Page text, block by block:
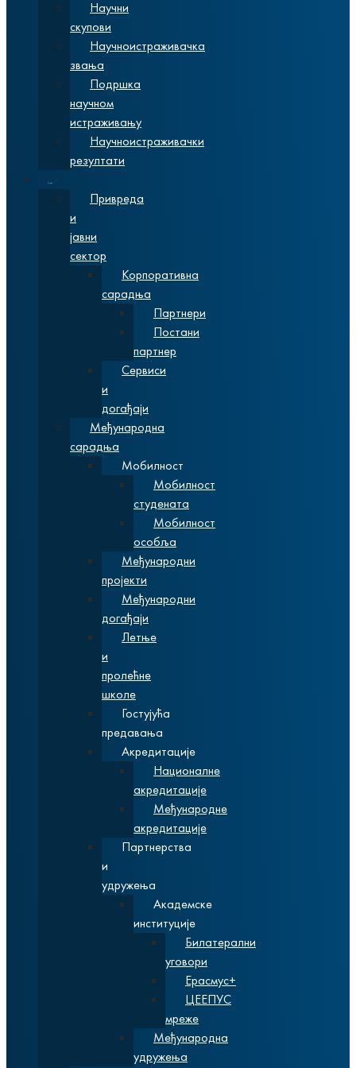
Научни
скупови
Научноистраживачка
звања
Подршка
научном
истраживању
Научноистраживачки
резултати
Привреда
и
јавни
сектор
Корпоративна
сарадња
Партнери
Постани
партнер
Сервиси
и
догађаји
Међународна
сарадња
Мобилност
Мобилност
студената
Мобилност
особља
Међународни
пројекти
Међународни
догађаји
Летње
и
пролећне
школе
Гостујућа
предавања
Акредитације
Националне
акредитације
Међународне
акредитације
Партнерства
и
удружења
Академске
институције
Билатерални
уговори
Ерасмус+
ЦЕЕПУС
мреже
Међународна
удружења